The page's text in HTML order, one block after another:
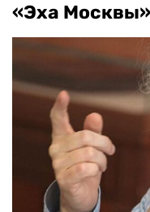
«Эха Москвы»